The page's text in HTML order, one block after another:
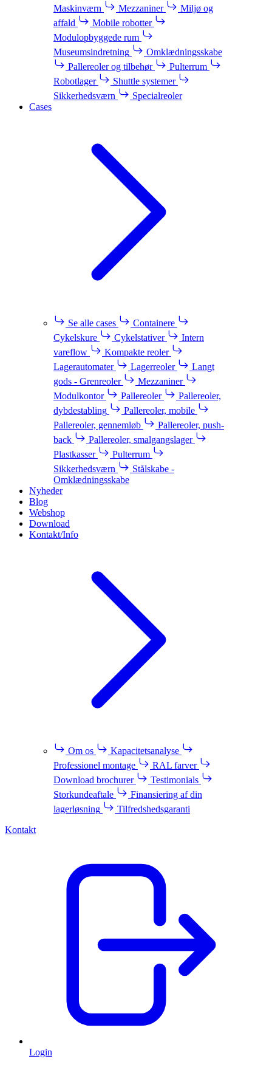
Maskinværn
Mezzaniner
Miljø og
affald
Mobile robotter
Modulopbyggede rum
Museumsindretning
Omklædningsskabe
Pallereoler og tilbehør
Pulterrum
Robotlager
Shuttle systemer
Sikkerhedsværn
Specialreoler
Cases
Se alle cases
Containere
Cykelskure
Cykelstativer
Intern
vareflow
Kompakte reoler
Lagerautomater
Lagerreoler
Langt
gods - Grenreoler
Mezzaniner
Modulkontor
Pallereoler
Pallereoler,
dybdestabling
Pallereoler, mobile
Pallereoler, gennemløb
Pallereoler, push-
back
Pallereoler, smalgangslager
Plastkasser
Pulterrum
Sikkerhedsværn
Stålskabe -
Omklædningsskabe
Nyheder
Blog
Webshop
Download
Kontakt/Info
Om os
Kapacitetsanalyse
Professionel montage
RAL farver
Download brochurer
Testimonials
Storkundeaftale
Finansiering af din
lagerløsning
Tilfredshedsgaranti
Kontakt
Login